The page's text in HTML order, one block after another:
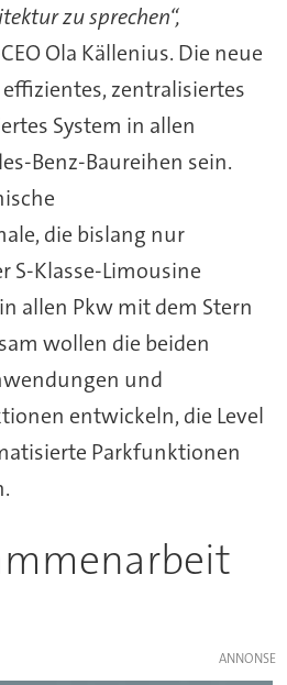
zu sprechen“,
Ola Källenius. Die neue
zentralisiertes
System in allen
Benz-Baureihen sein.
die bislang nur
S-Klasse-Limousine
allen Pkw mit dem Stern
wollen die beiden
und
entwickeln, die Level
Parkfunktionen